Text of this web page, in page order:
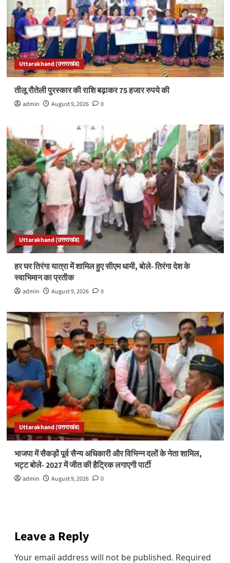
Uttarakhand (उत्तराखंड)
तीलू रौतेली पुरस्कार की राशि बढ़ाकर 75 हजार रुपये की
admin August 9, 2026 0
Uttarakhand (उत्तराखंड)
हर घर तिरंगा यात्रा में शामिल हुए सीएम धामी, बोले- तिरंगा देश के
स्वाभिमान का प्रतीक
admin August 9, 2026 0
Uttarakhand (उत्तराखंड)
भाजपा में सैकड़ों पूर्व सैन्य अधिकारी और विभिन्न दलों के नेता शामिल,
भट्ट बोले- 2027 में जीत की हैट्रिक लगाएगी पार्टी
admin August 9, 2026 0
Leave a Reply
Your email address will not be published. Required